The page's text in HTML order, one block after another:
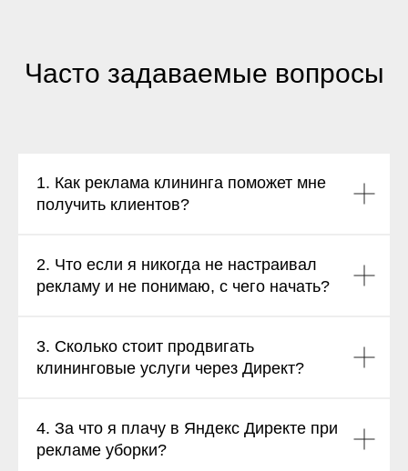
Часто задаваемые вопросы
1. Как реклама клининга поможет мне
получить клиентов?
2. Что если я никогда не настраивал
рекламу и не понимаю, с чего начать?
3. Сколько стоит продвигать
клининговые услуги через Директ?
4. За что я плачу в Яндекс Директе при
рекламе уборки?